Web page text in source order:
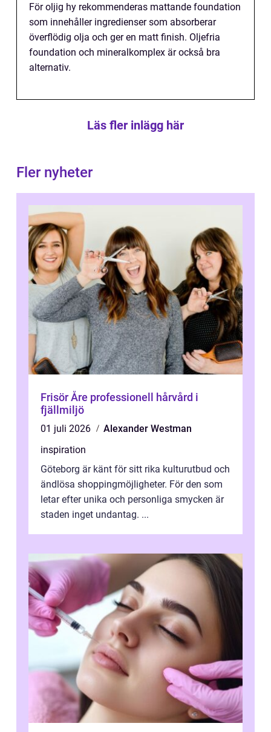
För oljig hy rekommenderas mattande foundation
som innehåller ingredienser som absorberar
överflödig olja och ger en matt finish. Oljefria
foundation och mineralkomplex är också bra
alternativ.
Läs fler inlägg här
Fler nyheter
Frisör Åre professionell hårvård i
fjällmiljö
01 juli 2026
Alexander Westman
inspiration
Göteborg är känt för sitt rika kulturutbud och
ändlösa shoppingmöjligheter. För den som
letar efter unika och personliga smycken är
staden inget undantag. ...